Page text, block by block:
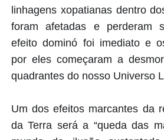
linhagens xopatianas dentro
foram afetadas e perderam
efeito dominó foi imediato e
por eles começaram a
quadrantes do nosso Universo
Um dos efeitos marcantes da
da Terra será a “queda das